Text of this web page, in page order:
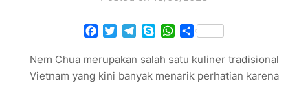
Facebook
TwitterTelegram
SkypeWhatsApp
Share
Nem Chua merupakan salah satu kuliner tradisional
Vietnam yang kini banyak menarik perhatian karena